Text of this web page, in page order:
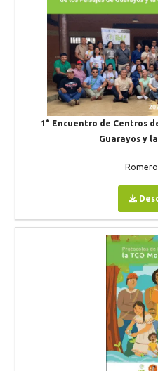
1° Encuentro de Centros
Guarayos y